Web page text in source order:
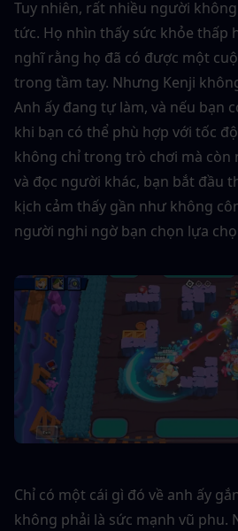
Tuy nhiên, rất nhiều người
tức. Họ nhìn thấy sức khỏe thấp
nghĩ rằng họ đã có được một
trong tầm tay. Nhưng Kenji
Anh ấy đang tự làm, và nếu bạn
khi bạn có thể phù hợp với tốc
không chỉ trong trò chơi mà còn
và đọc người khác, bạn bắt đầu
kịch cảm thấy gần như không
người nghi ngờ bạn chọn lựa
Chỉ có một cái gì đó về anh ấy
không phải là sức mạnh vũ phu.